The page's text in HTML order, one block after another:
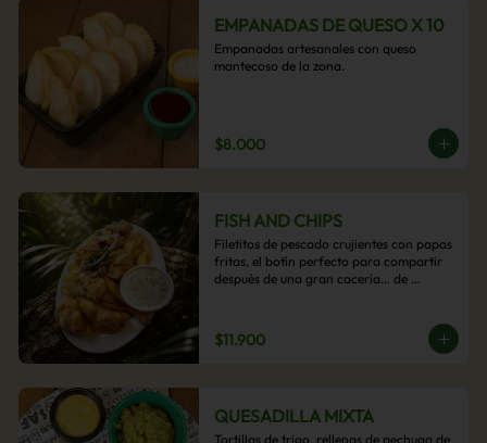
EMPANADAS DE QUESO X 10
Empanadas artesanales con queso
mantecoso de la zona.
$8.000
FISH AND CHIPS
Filetitos de pescado crujientes con papas
fritas, el botín perfecto para compartir
después de una gran cacería… de
$11.900
QUESADILLA MIXTA
Tortillas de trigo, rellenas de pechuga de